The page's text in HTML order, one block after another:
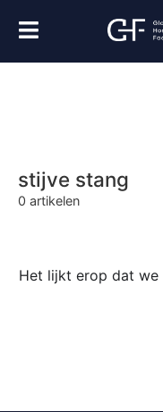
stijve stang
0 artikelen
Het lijkt erop dat we